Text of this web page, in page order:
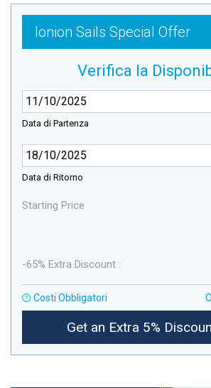
Ionion Sails Special Offer
Verifica la
Data di Partenza
Data di Ritorno
Starting Price
-65% Extra Discount :
Costi Obbligatori
Get an Extra 5%